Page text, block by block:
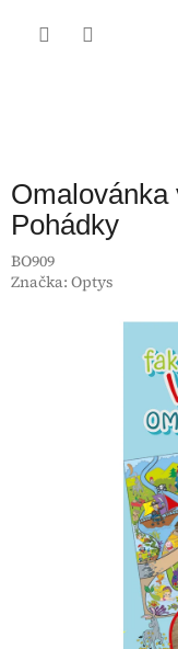
Omalovánka
Pohádky
BO909
Značka: Optys